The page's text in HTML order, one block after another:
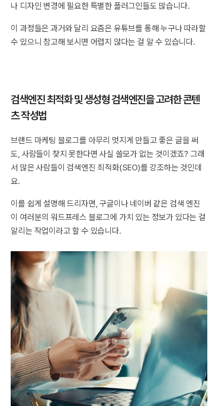
나 디자인 변경에 필요한 특별한 플러그인들도 많습니다.
이 과정들은 과거와 달리 요즘은 유튜브를 통해 누구나 따라할
수 있으니 참고해 보시면 어렵지 않다는 걸 알 수 있습니다.
검색엔진 최적화 및 생성형 검색엔진을 고려한 콘텐
츠 작성법
브랜드 마케팅 블로그를 아무리 멋지게 만들고 좋은 글을 써
도, 사람들이 찾지 못한다면 사실 쓸모가 없는 것이겠죠? 그래
서 많은 사람들이 검색엔진 최적화(SEO)를 강조하는 것인데
요.
이를 쉽게 설명해 드리자면, 구글이나 네이버 같은 검색 엔진
이 여러분의 워드프레스 블로그에 가치 있는 정보가 있다는 걸
알리는 작업이라고 할 수 있습니다.